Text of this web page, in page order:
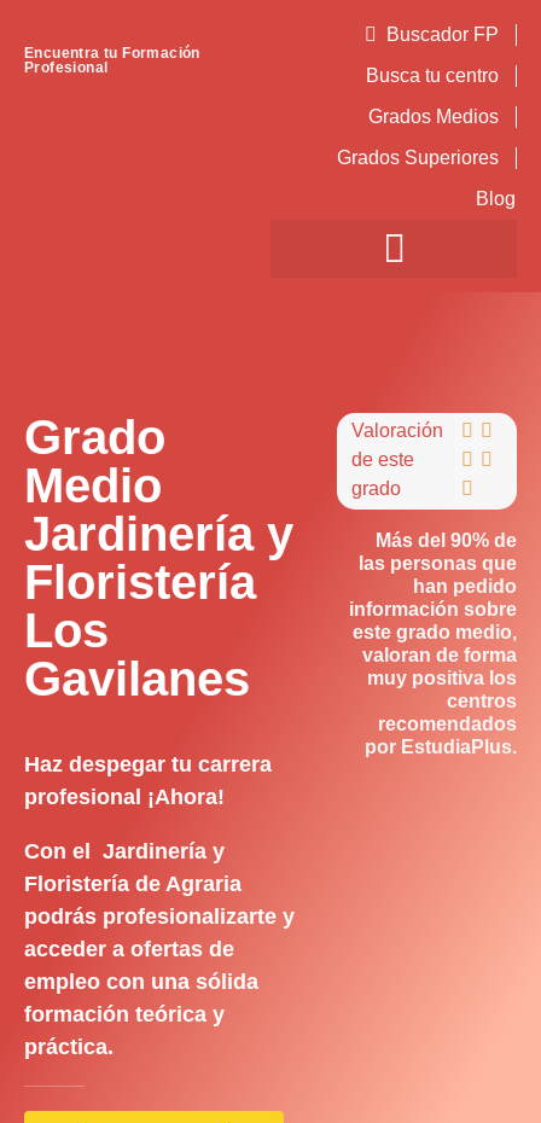
Encuentra tu Formación
Profesional
Buscador FP
Busca tu centro
Grados Medios
Grados Superiores
Blog
Grado
Medio
Jardinería y
Floristería
Los
Gavilanes
Haz despegar tu carrera
profesional ¡Ahora!
Con el Jardinería y
Floristería de Agraria
podrás profesionalizarte y
acceder a ofertas de
empleo con una sólida
formación teórica y
práctica.
Valoración
de este
grado
 
 

Más del 90% de
las personas que
han pedido
información sobre
este grado medio,
valoran de forma
muy positiva los
centros
recomendados
por EstudiaPlus.